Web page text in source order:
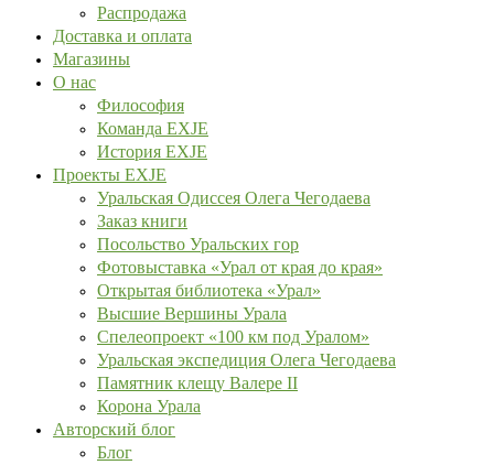
Распродажа
Доставка и оплата
Магазины
О нас
Философия
Команда EXJE
История EXJE
Проекты EXJE
Уральская Одиссея Олега Чегодаева
Заказ книги
Посольство Уральских гор
Фотовыставка «Урал от края до края»
Открытая библиотека «Урал»
Высшие Вершины Урала
Спелеопроект «100 км под Уралом»
Уральская экспедиция Олега Чегодаева
Памятник клещу Валере II
Корона Урала
Авторский блог
Блог